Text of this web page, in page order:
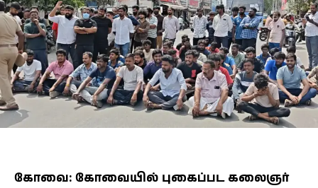
கோவை: கோவையில் புகைப்பட கலைஞர்